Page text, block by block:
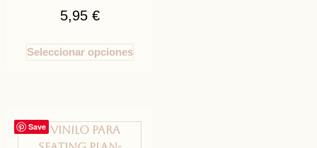
5,95 €
Seleccionar opciones
Save